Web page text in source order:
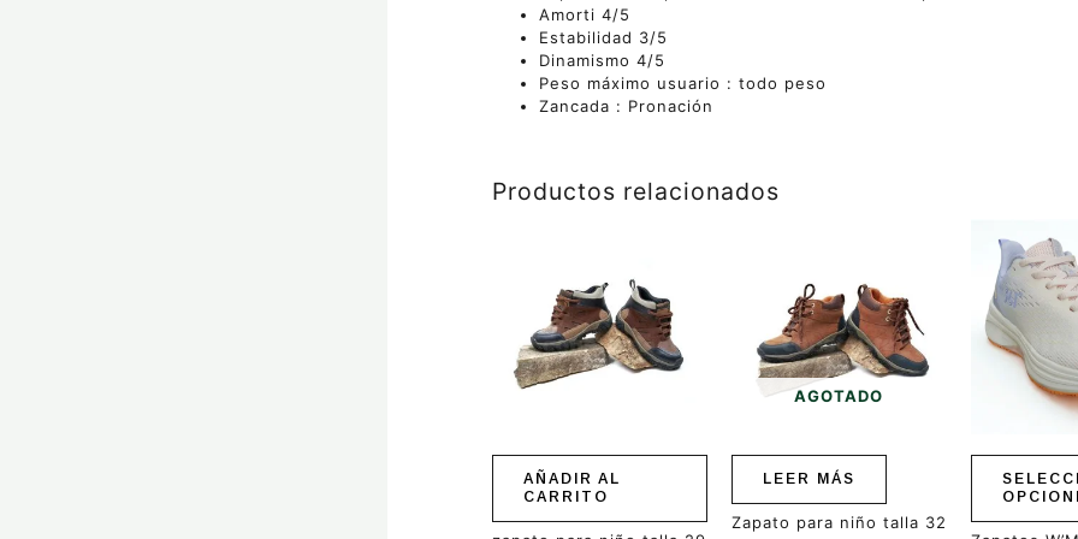
Amorti 4/5
Estabilidad 3/5
Dinamismo 4/5
Peso máximo usuario : todo peso
Zancada : Pronación
Productos relacionados
AÑADIR AL
CARRITO
AGOTADO
LEER MÁS
Zapato para niño talla 32
producto
tiene
múltiples
variantes.
Las
opciones
en
página
de